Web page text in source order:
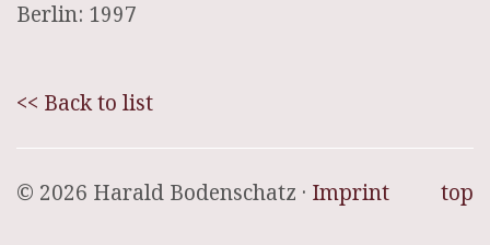
Berlin: 1997
<< Back to list
top
© 2026 Harald Bodenschatz · Imprint